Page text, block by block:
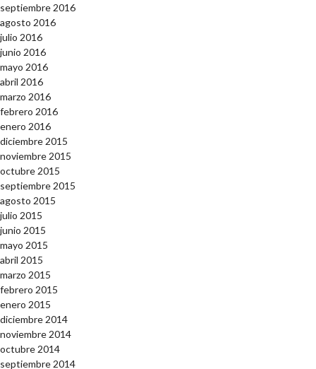
septiembre 2016
agosto 2016
julio 2016
junio 2016
mayo 2016
abril 2016
marzo 2016
febrero 2016
enero 2016
diciembre 2015
noviembre 2015
octubre 2015
septiembre 2015
agosto 2015
julio 2015
junio 2015
mayo 2015
abril 2015
marzo 2015
febrero 2015
enero 2015
diciembre 2014
noviembre 2014
octubre 2014
septiembre 2014